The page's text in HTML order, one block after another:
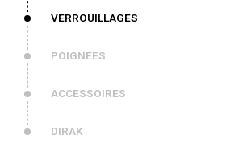
VERROUILLAGES
POIGNÉES
ACCESSOIRES
DIRAK